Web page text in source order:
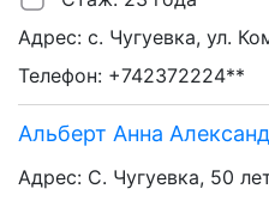
Адрес: с. Чугуевка, ул.
Телефон: +742372224**
Альберт Анна
Адрес: С. Чугуевка, 50